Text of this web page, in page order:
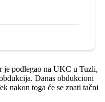
je podlegao na UKC u Tuzli,
Danas obdukcioni
nakon toga će se znati tačni